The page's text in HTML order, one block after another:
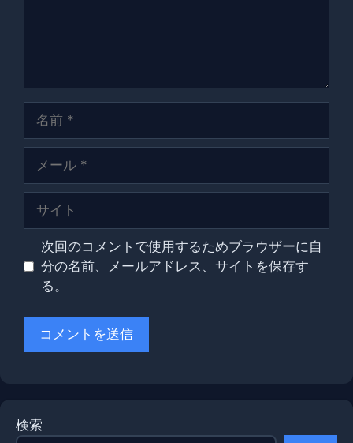
ル
次回のコメントで使用するためブラウザーに自
分の名前、メールアドレス、サイトを保存す
る。
検索